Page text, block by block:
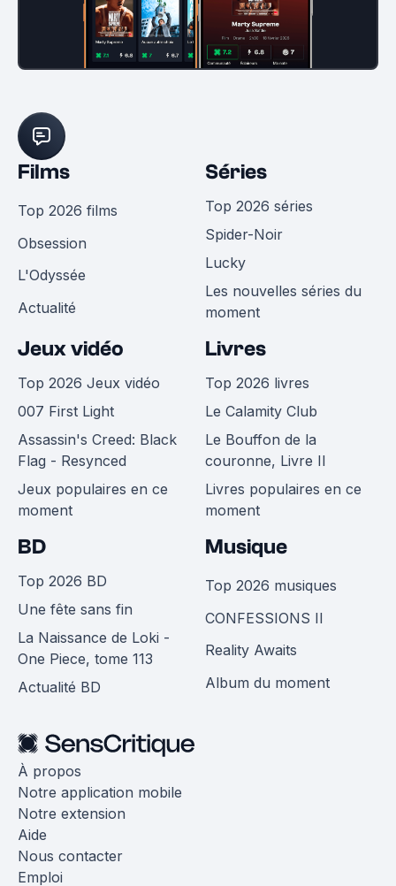
Films
Top 2026 films
Obsession
L'Odyssée
Actualité
Séries
Top 2026 séries
Spider-Noir
Lucky
Les nouvelles séries du
moment
Jeux vidéo
Top 2026 Jeux vidéo
007 First Light
Assassin's Creed: Black
Flag - Resynced
Jeux populaires en ce
moment
Livres
Top 2026 livres
Le Calamity Club
Le Bouffon de la
couronne, Livre II
Livres populaires en ce
moment
BD
Top 2026 BD
Une fête sans fin
La Naissance de Loki -
One Piece, tome 113
Actualité BD
Musique
Top 2026 musiques
CONFESSIONS II
Reality Awaits
Album du moment
À propos
Notre application mobile
Notre extension
Aide
Nous contacter
Emploi